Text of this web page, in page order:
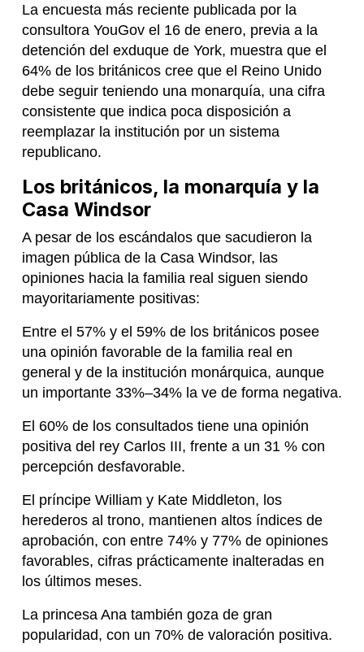
La encuesta más reciente publicada por la
consultora YouGov el 16 de enero, previa a la
detención del exduque de York, muestra que el
64% de los británicos cree que el Reino Unido
debe seguir teniendo una monarquía, una cifra
consistente que indica poca disposición a
reemplazar la institución por un sistema
republicano.
Los británicos, la monarquía y la
Casa Windsor
A pesar de los escándalos que sacudieron la
imagen pública de la Casa Windsor, las
opiniones hacia la familia real siguen siendo
mayoritariamente positivas:
Entre el 57% y el 59% de los británicos posee
una opinión favorable de la familia real en
general y de la institución monárquica, aunque
un importante 33%–34% la ve de forma negativa.
El 60% de los consultados tiene una opinión
positiva del rey Carlos III, frente a un 31 % con
percepción desfavorable.
El príncipe William y Kate Middleton, los
herederos al trono, mantienen altos índices de
aprobación, con entre 74% y 77% de opiniones
favorables, cifras prácticamente inalteradas en
los últimos meses.
La princesa Ana también goza de gran
popularidad, con un 70% de valoración positiva.